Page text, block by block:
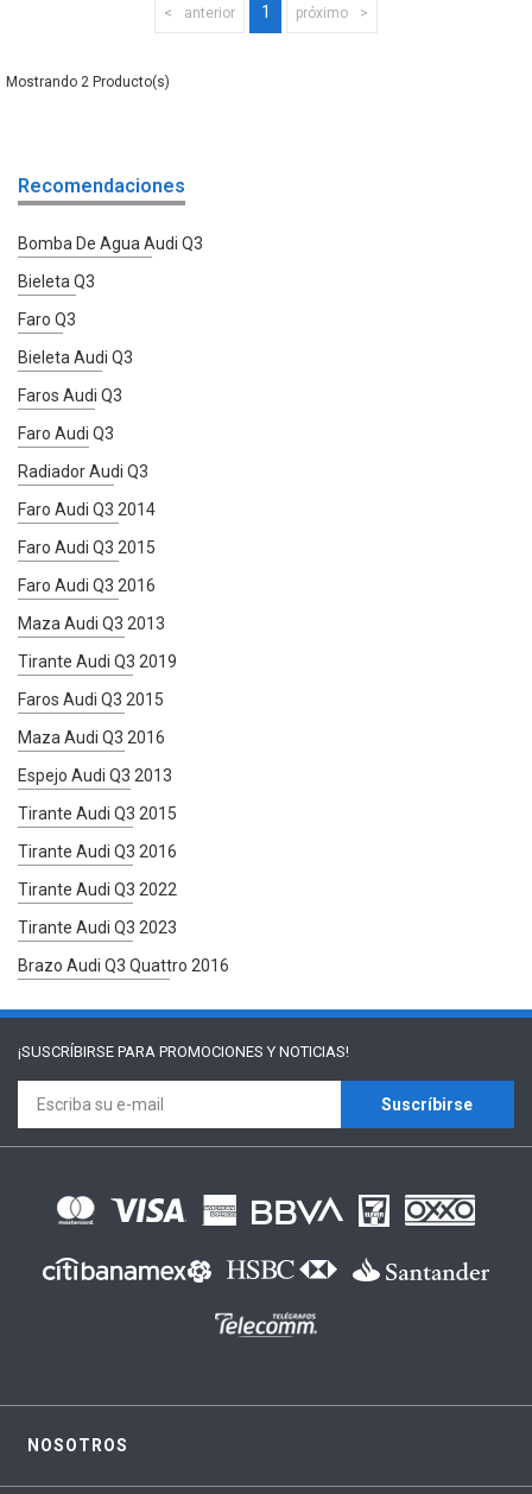
anterior 1 próximo
2
Recomendaciones
Bomba De Agua Audi Q3
Bieleta Q3
Faro Q3
Bieleta Audi Q3
Faros Audi Q3
Faro Audi Q3
Radiador Audi Q3
Faro Audi Q3 2014
Faro Audi Q3 2015
Faro Audi Q3 2016
Maza Audi Q3 2013
Tirante Audi Q3 2019
Faros Audi Q3 2015
Maza Audi Q3 2016
Espejo Audi Q3 2013
Tirante Audi Q3 2015
Tirante Audi Q3 2016
Tirante Audi Q3 2022
Tirante Audi Q3 2023
Brazo Audi Q3 Quattro 2016
¡SUSCRÍBIRSE PARA PROMOCIONES Y NOTICIAS!
Suscríbirse
NOSOTROS